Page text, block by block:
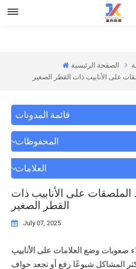
الصفحة الرئيسية
على الأنابيب ذات القطر الصغير
قائمة المدونات
المحفوظات
العلامات
الملصقات على الأنابيب ذات
القطر الصغير
July 07, 2025
صعوبات وضع العلامات على الأنابيب
المشاكل شيوعًا رفع أو تجعد حواف